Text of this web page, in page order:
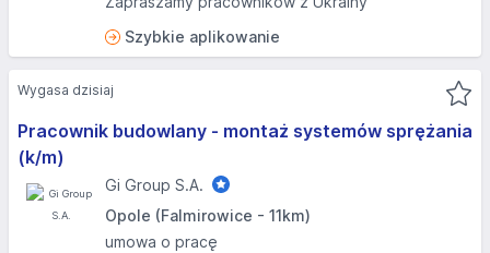
Szybkie aplikowanie
Pracownik budowlany - montaż systemów sprężania
(k/m)
Gi Group S.A.
Opole (Falmirowice - 11km)
umowa o pracę
Wygasa dzisiaj